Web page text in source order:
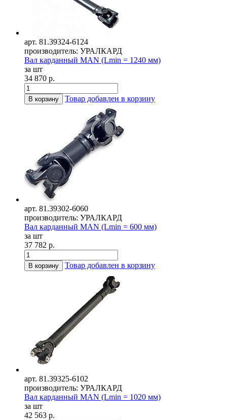
арт. 81.39324-6124
производитель: УРАЛКАРД
Вал карданный MAN (Lmin = 1240 мм)
за шт
34 870 р.
В корзину Товар добавлен в корзину
арт. 81.39302-6060
производитель: УРАЛКАРД
Вал карданный MAN (Lmin = 600 мм)
за шт
37 782 р.
В корзину Товар добавлен в корзину
арт. 81.39325-6102
производитель: УРАЛКАРД
Вал карданный MAN (Lmin = 1020 мм)
за шт
42 563 р.